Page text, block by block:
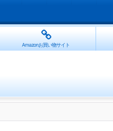
Amazonお買い物サイト